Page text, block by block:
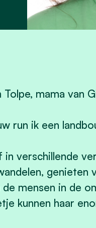
mama van
run ik een
verschillende
genieten
mensen in de
kunnen haar